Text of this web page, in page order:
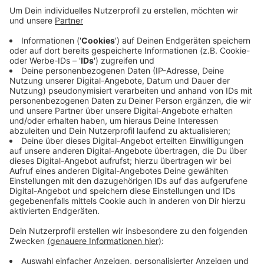
Nach dem Wochenspieltag in der Fußball Oberliga
steht für zwei heimische Teams das dritte Spiel
innerhalb einer Woche an. Der 1.FC Kaan-Marienborn
möchte heute Nachmittag zuhause gegen die U21
vom SC Paderborn weiter in der Erfolgsspur bleiben.
Die Sportfreunde Siegen wollen gegen den TuS
Ennepetal nach zwei Niederlagen endlich mal wieder
punkten. Der TuS Erndtebrück möchte seinerseits bei
Westfalia Herne nachlegen. Alle Partien beginnen um
15 Uhr.
Anzeige